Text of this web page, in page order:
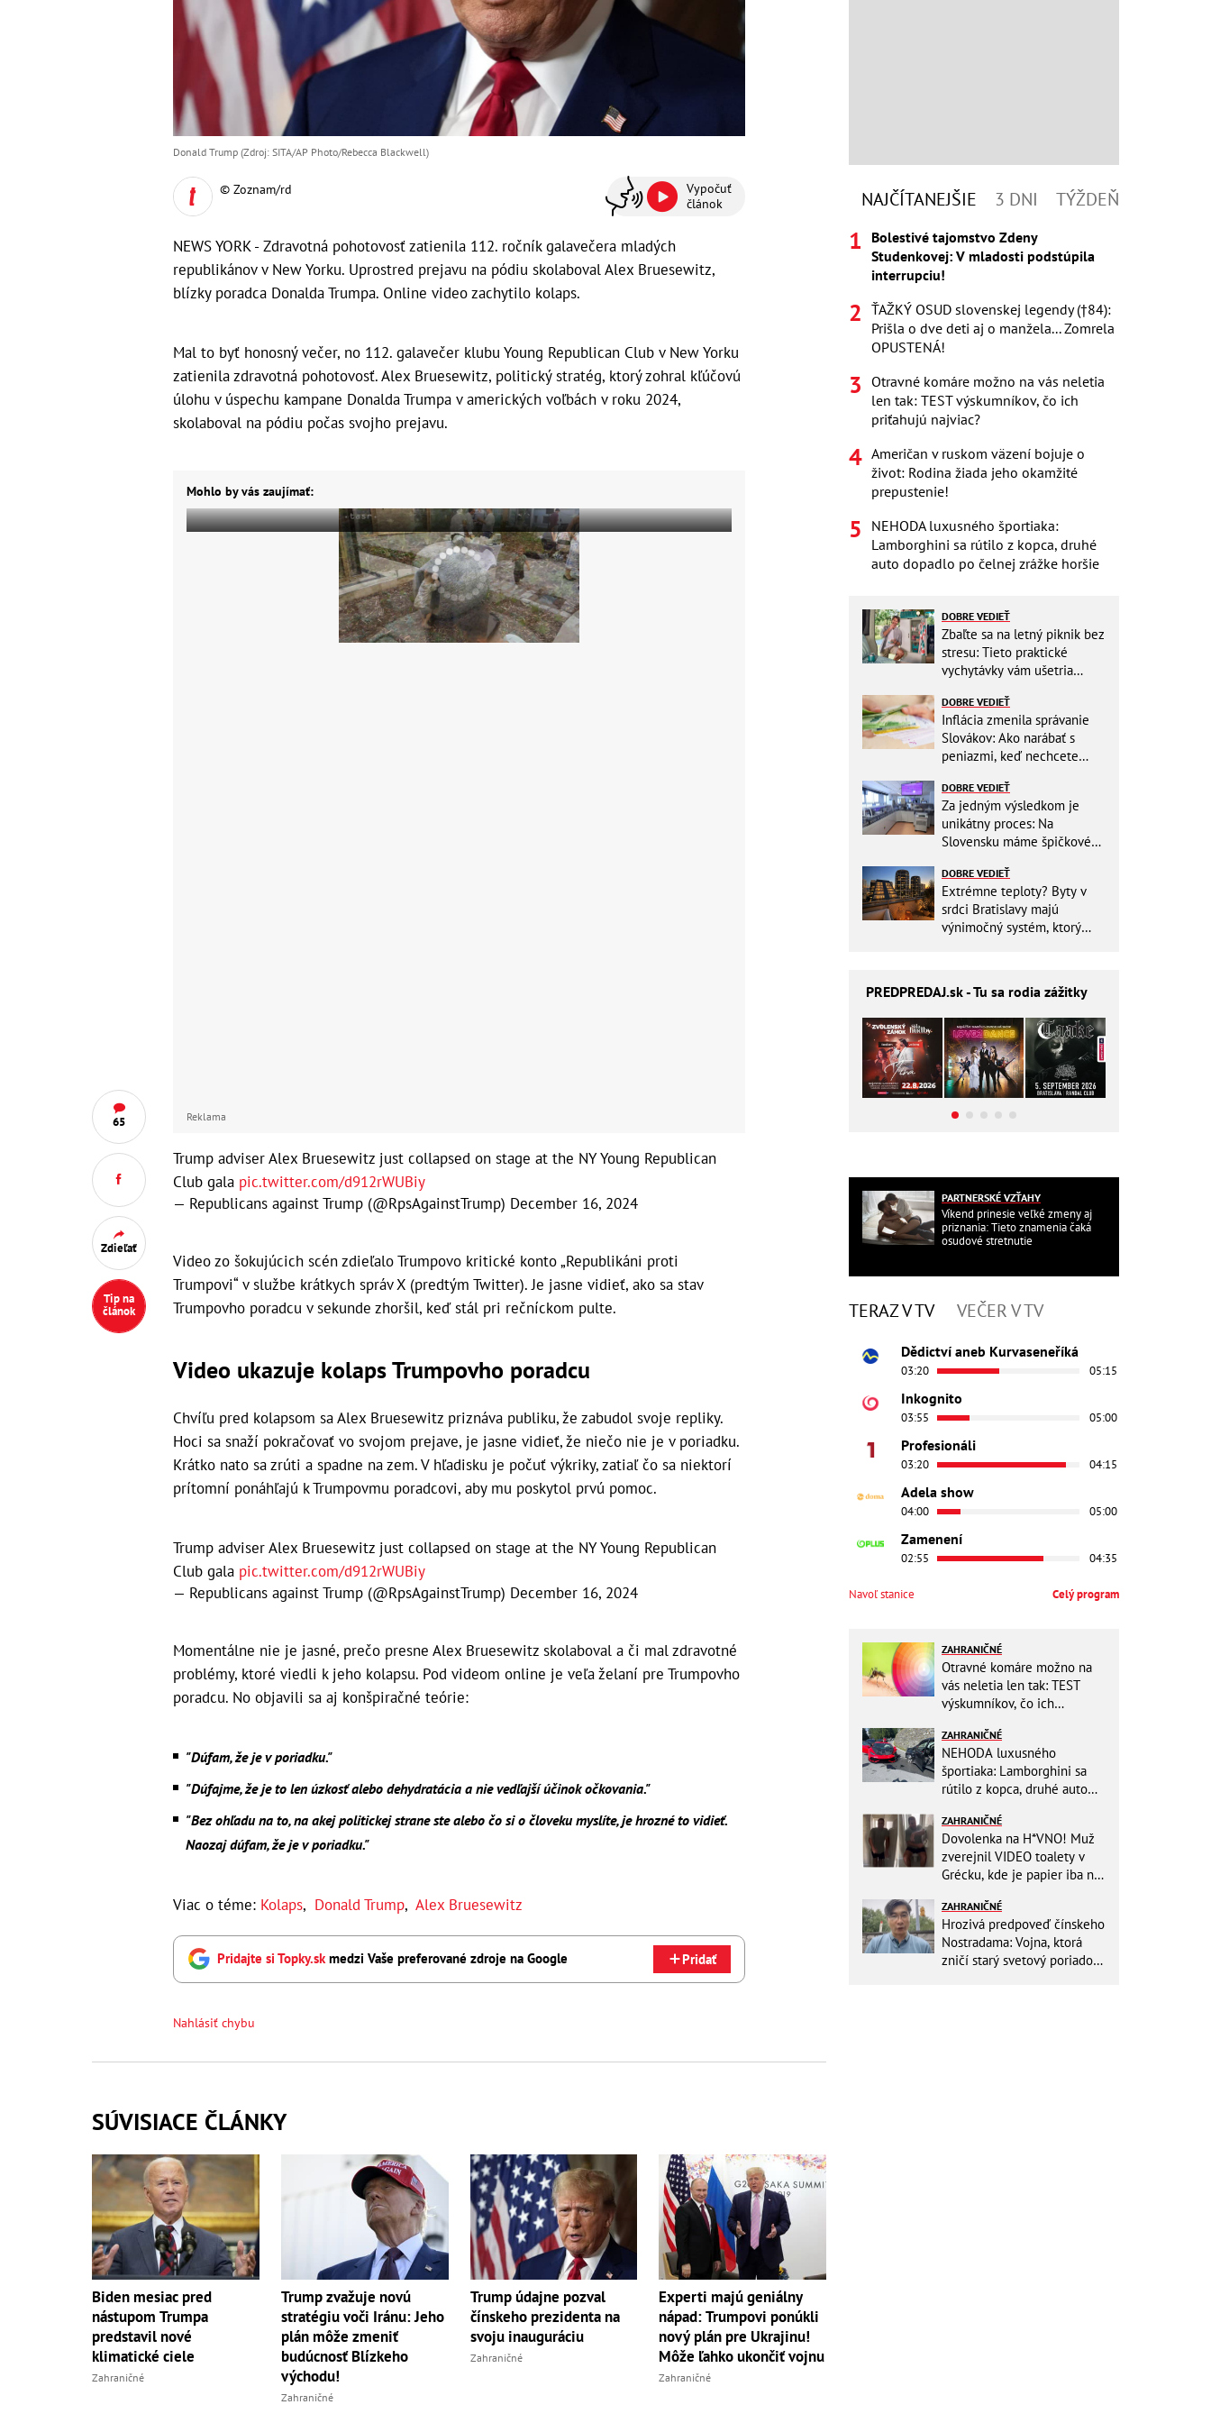
65
Zdieľať
Tip na
článok
Donald Trump (Zdroj: SITA/AP Photo/Rebecca Blackwell)
© Zoznam/rd
Vypočuť
článok
NEWS YORK - Zdravotná pohotovosť zatienila 112. ročník galavečera mladých
republikánov v New Yorku. Uprostred prejavu na pódiu skolaboval Alex Bruesewitz,
blízky poradca Donalda Trumpa. Online video zachytilo kolaps.
Mal to byť honosný večer, no 112. galavečer klubu Young Republican Club v New Yorku
zatienila zdravotná pohotovosť. Alex Bruesewitz, politický stratég, ktorý zohral kľúčovú
úlohu v úspechu kampane Donalda Trumpa v amerických voľbách v roku 2024,
skolaboval na pódiu počas svojho prejavu.
Mohlo by vás zaujímať:
Reklama
Trump adviser Alex Bruesewitz just collapsed on stage at the NY Young Republican
Club gala pic.twitter.com/d912rWUBiy
— Republicans against Trump (@RpsAgainstTrump) December 16, 2024
Video zo šokujúcich scén zdieľalo Trumpovo kritické konto „Republikáni proti
Trumpovi“ v službe krátkych správ X (predtým Twitter). Je jasne vidieť, ako sa stav
Trumpovho poradcu v sekunde zhoršil, keď stál pri rečníckom pulte.
Video ukazuje kolaps Trumpovho poradcu
Chvíľu pred kolapsom sa Alex Bruesewitz priznáva publiku, že zabudol svoje repliky.
Hoci sa snaží pokračovať vo svojom prejave, je jasne vidieť, že niečo nie je v poriadku.
Krátko nato sa zrúti a spadne na zem. V hľadisku je počuť výkriky, zatiaľ čo sa niektorí
prítomní ponáhľajú k Trumpovmu poradcovi, aby mu poskytol prvú pomoc.
Trump adviser Alex Bruesewitz just collapsed on stage at the NY Young Republican
Club gala pic.twitter.com/d912rWUBiy
— Republicans against Trump (@RpsAgainstTrump) December 16, 2024
Momentálne nie je jasné, prečo presne Alex Bruesewitz skolaboval a či mal zdravotné
problémy, ktoré viedli k jeho kolapsu. Pod videom online je veľa želaní pre Trumpovho
poradcu. No objavili sa aj konšpiračné teórie:
"Dúfam, že je v poriadku."
"Dúfajme, že je to len úzkosť alebo dehydratácia a nie vedľajší účinok očkovania."
"Bez ohľadu na to, na akej politickej strane ste alebo čo si o človeku myslíte, je hrozné to vidieť.
Naozaj dúfam, že je v poriadku."
Viac o téme: Kolaps, Donald Trump, Alex Bruesewitz
Pridajte si Topky.skmedzi Vaše preferované zdroje na Google Pridať
Nahlásiť chybu
SÚVISIACE ČLÁNKY
Biden mesiac pred
nástupom Trumpa
predstavil nové
klimatické ciele
Zahraničné
Trump zvažuje novú
stratégiu voči Iránu: Jeho
plán môže zmeniť
budúcnosť Blízkeho
východu!
Zahraničné
Trump údajne pozval
čínskeho prezidenta na
svoju inauguráciu
Zahraničné
Experti majú geniálny
nápad: Trumpovi ponúkli
nový plán pre Ukrajinu!
Môže ľahko ukončiť vojnu
Zahraničné
NAJČÍTANEJŠIE 3 DNI TÝŽDEŇ
Bolestivé tajomstvo Zdeny
Studenkovej: V mladosti podstúpila
interrupciu!
ŤAŽKÝ OSUD slovenskej legendy (†84):
Prišla o dve deti aj o manžela... Zomrela
OPUSTENÁ!
Otravné komáre možno na vás neletia
len tak: TEST výskumníkov, čo ich
priťahujú najviac?
Američan v ruskom väzení bojuje o
život: Rodina žiada jeho okamžité
prepustenie!
NEHODA luxusného športiaka:
Lamborghini sa rútilo z kopca, druhé
auto dopadlo po čelnej zrážke horšie
DOBRE VEDIEŤ
Zbaľte sa na letný piknik bez
stresu: Tieto praktické
vychytávky vám ušetria
DOBRE VEDIEŤ
Inflácia zmenila správanie
Slovákov: Ako narábať s
peniazmi, keď nechcete
DOBRE VEDIEŤ
Za jedným výsledkom je
unikátny proces: Na
Slovensku máme špičkové
DOBRE VEDIEŤ
Extrémne teploty? Byty v
srdci Bratislavy majú
výnimočný systém, ktorý
PREDPREDAJ.sk - Tu sa rodia zážitky
PARTNERSKÉ VZŤAHY
Víkend prinesie veľké zmeny aj
priznania: Tieto znamenia čaká
osudové stretnutie
TERAZ V TV VEČER V TV
Dědictví aneb Kurvaseneříká
03:20 05:15
Inkognito
03:55 05:00
Profesionáli
03:20 04:15
Adela show
04:00 05:00
Zamenení
02:55 04:35
Navoľ stanice Celý program
ZAHRANIČNÉ
Otravné komáre možno na
vás neletia len tak: TEST
výskumníkov, čo ich
ZAHRANIČNÉ
NEHODA luxusného
športiaka: Lamborghini sa
rútilo z kopca, druhé auto
horšie
ZAHRANIČNÉ
Dovolenka na H*VNO! Muž
zverejnil VIDEO toalety v
Grécku, kde je papier iba na
do kuchyne
ZAHRANIČNÉ
Hrozivá predpoveď čínskeho
Nostradama: Vojna, ktorá
zničí starý svetový poriadok!